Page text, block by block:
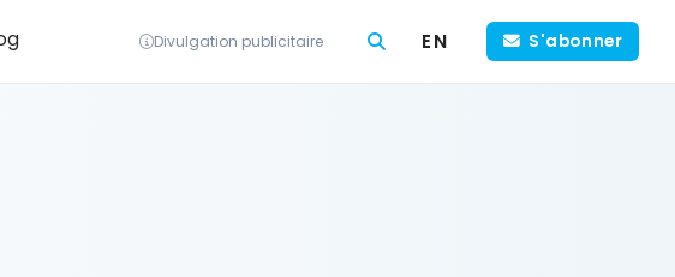
Divulgation publicitaire EN S'abonner